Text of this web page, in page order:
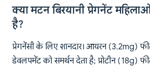
क्या मटन बिरयानी प्रेगनेंट
है?
प्रेगनेंसी के लिए शानदार। आयरन (3.2mg)
डेवलपमेंट को समर्थन देता है; प्रोटीन (18g)